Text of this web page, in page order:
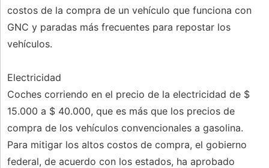
costos de la compra de un vehículo que funciona con
GNC y paradas más frecuentes para repostar los
vehículos.
Electricidad
Coches corriendo en el precio de la electricidad de $
15.000 a $ 40.000, que es más que los precios de
compra de los vehículos convencionales a gasolina.
Para mitigar los altos costos de compra, el gobierno
federal, de acuerdo con los estados, ha aprobado